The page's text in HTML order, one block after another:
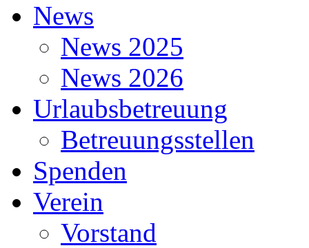
News
News 2025
News 2026
Urlaubsbetreuung
Betreuungsstellen
Spenden
Verein
Vorstand